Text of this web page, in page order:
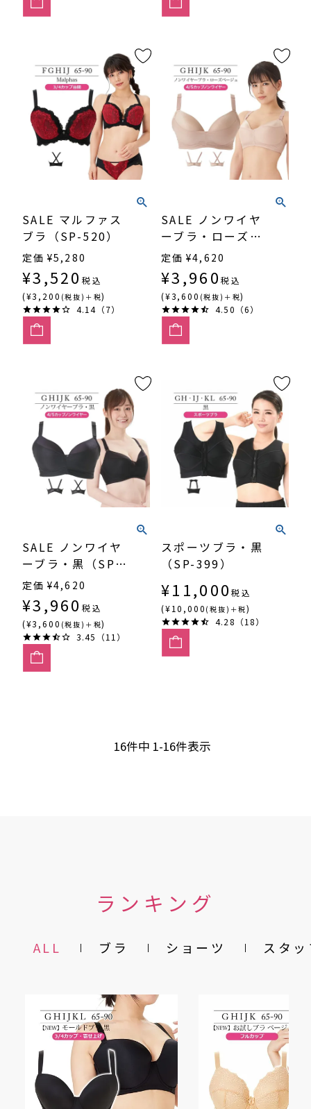
SALE マルファス
ブラ（SP-520）
定価 ¥5,280
¥3,520 税込
(¥3,200 (税抜)＋税)
4.14（7）
SALE ノンワイヤ
ーブラ・ローズベ
ージュ（SP-367）
定価 ¥4,620
¥3,960 税込
(¥3,600 (税抜)＋税)
4.50（6）
SALE ノンワイヤ
ーブラ・黒（SP-
367）
定価 ¥4,620
¥3,960 税込
(¥3,600 (税抜)＋税)
3.45（11）
スポーツブラ・黒
（SP-399）
¥11,000税込
(¥10,000 (税抜)＋税)
4.28（18）
16件中 1-16件表示
ランキング
ALL ブラ ショーツ スタ